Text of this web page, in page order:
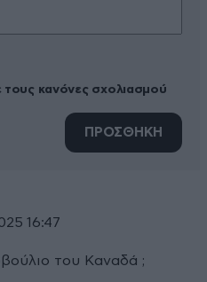
τους κανόνες σχολιασμού
ΠΡΟΣΘΗΚΗ
16:47
του Καναδά ;